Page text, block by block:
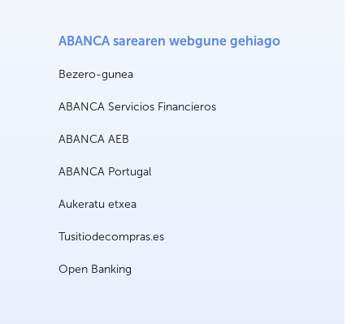
ABANCA sarearen webgune gehiago
Bezero-gunea
ABANCA Servicios Financieros
ABANCA AEB
ABANCA Portugal
Aukeratu etxea
Tusitiodecompras.es
Open Banking